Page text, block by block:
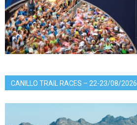
CANILLO TRAIL RACES – 22-23/08/2026